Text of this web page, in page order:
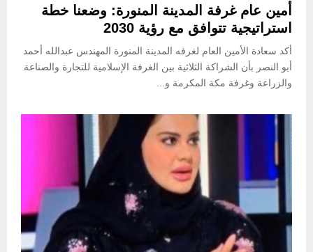
أمين عام غرفة المدينة المنورة: وضعنا خطة
استراتيجية تتوافق مع رؤية 2030
أكد سعادة الأمين العام لغرفه المدينة المنورة المهندس عبدالله أحمد
أبو النصر بأن الشراكة الثلاثية بين الغرفة الإسلامية للتجارة والصناعة
والزراعة وغرفة مكة المكرمة و...